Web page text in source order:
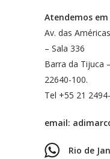
Atendemos
Av. das
– Sala 336
Barra da Tijuca
22640-100.
Tel +55 21
email:
Rio de